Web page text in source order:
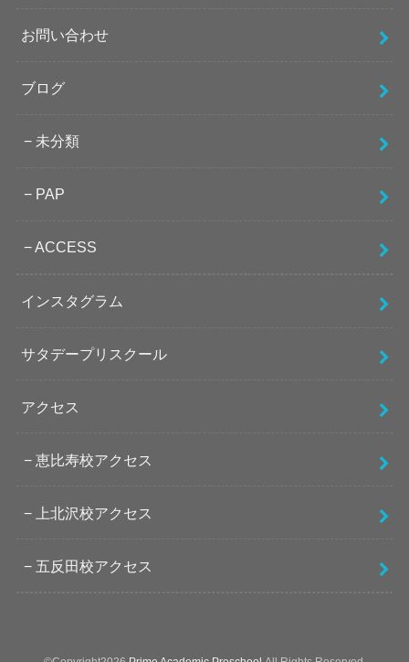
お問い合わせ
ブログ
未分類
PAP
ACCESS
インスタグラム
サタデープリスクール
アクセス
恵比寿校アクセス
上北沢校アクセス
五反田校アクセス